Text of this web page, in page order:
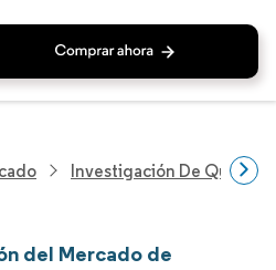
Investigación De
del Mercado de